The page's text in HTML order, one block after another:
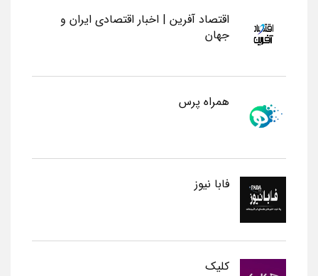
اقتصاد آفرین | اخبار اقتصادی ایران و
جهان
همراه پرس
فابا نیوز
کلیک